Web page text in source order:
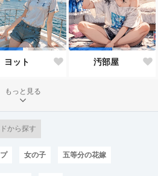
ヨット 汚部屋
もっと見る
から探す
女の子 五等分の花嫁